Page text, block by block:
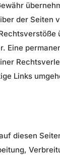
der Seiten
Eine
Links
diesen